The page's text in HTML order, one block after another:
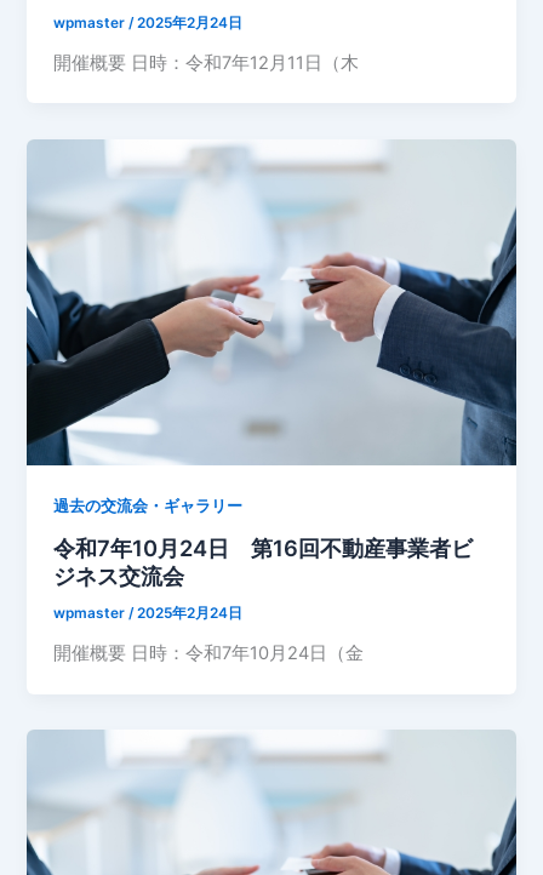
wpmaster /2025年2月24日
開催概要 日時：令和7年12月11日（木
過去の交流会・ギャラリー
令和7年10月24日 第16回不動産事業者ビ
ジネス交流会
wpmaster/2025年2月24日
開催概要 日時：令和7年10月24日（金